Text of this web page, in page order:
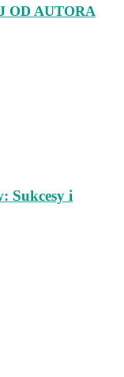
OD AUTORA
Sukcesy i